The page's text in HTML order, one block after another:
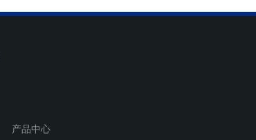
产品中心